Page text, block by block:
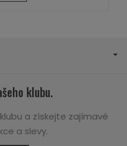
klubu.
a získejte zajímavé
a slevy.